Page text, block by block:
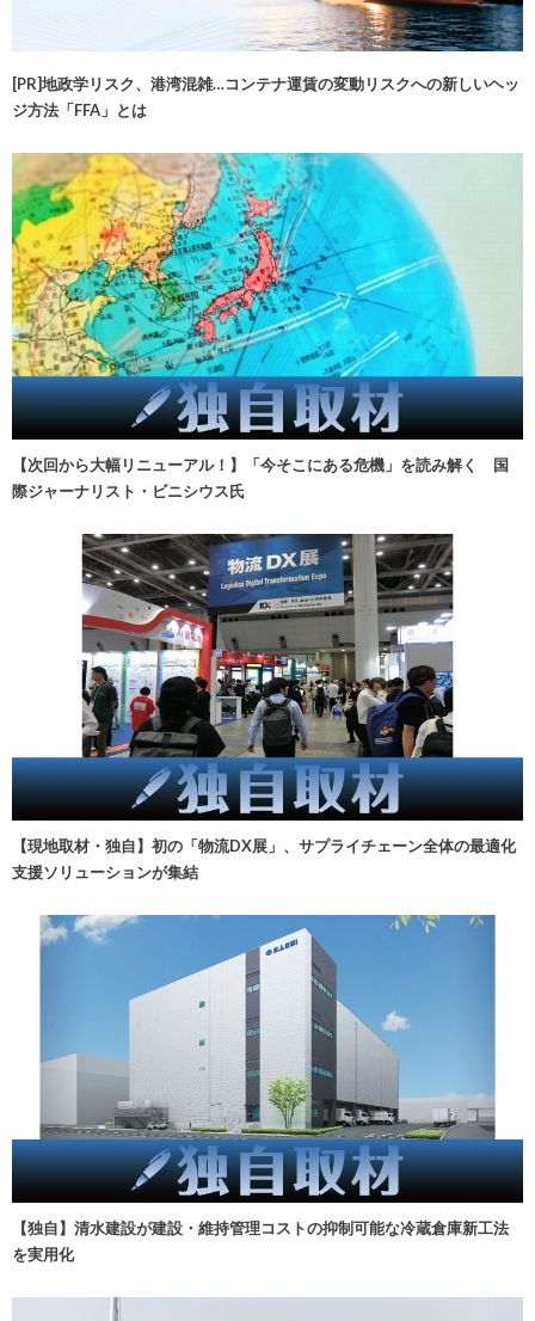
[PR]地政学リスク、港湾混雑…コンテナ運賃の変動リスクへの新しいヘッ
ジ方法「FFA」とは
【次回から大幅リニューアル！】「今そこにある危機」を読み解く 国
際ジャーナリスト・ビニシウス氏
【現地取材・独自】初の「物流DX展」、サプライチェーン全体の最適化
支援ソリューションが集結
【独自】清水建設が建設・維持管理コストの抑制可能な冷蔵倉庫新工法
を実用化